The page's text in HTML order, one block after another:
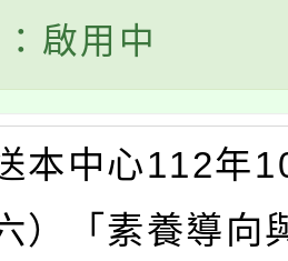
啟用中
本中心112年
）「素養導向